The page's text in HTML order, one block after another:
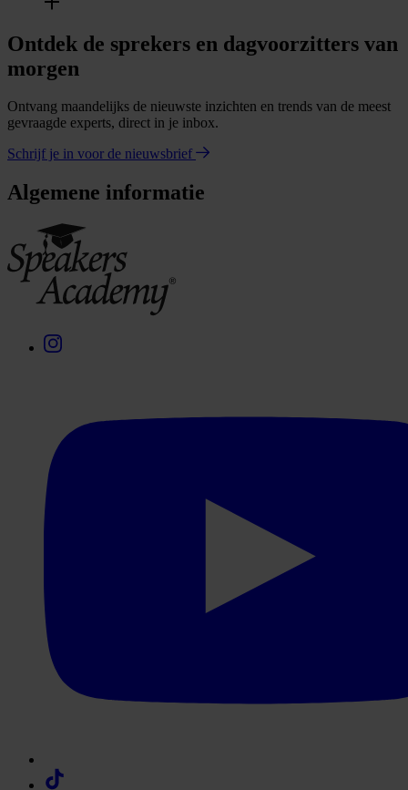
Ontdek de sprekers en dagvoorzitters van
morgen
Ontvang maandelijks de nieuwste inzichten en trends van de meest
gevraagde experts, direct in je inbox.
Schrijf je in voor de nieuwsbrief
Algemene informatie